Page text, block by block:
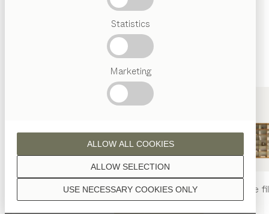
Statistics
Marketing
USE NECESSARY COOKIES ONLY
ALLOW SELECTION
ALLOW ALL COOKIES
Artisanat
Autrichien
tablenya chaisenya rayonnage
NOUVEAUTÉS
2026 / 2027